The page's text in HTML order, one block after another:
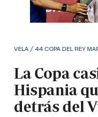
VELA / 44 COPA DEL REY
La Copa
Hispania
detrás del